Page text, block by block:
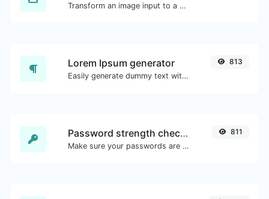
Transform an image input to a Base64 string.
Lorem Ipsum generator
Easily generate dummy text with the Lorem Ipsum generator.
813
Password strength checker
Make sure your passwords are good enough.
811